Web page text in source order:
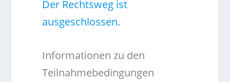
Der Rechtsweg ist
ausgeschlossen.
Informationen zu den
Teilnahmebedingungen